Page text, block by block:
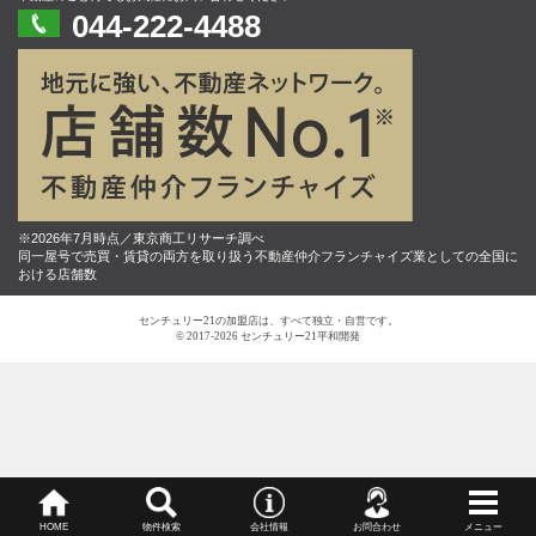
044-222-4488
※2026年7月時点／東京商工リサーチ調べ
同一屋号で売買・賃貸の両方を取り扱う不動産仲介フランチャイズ業としての全国に
おける店舗数
センチュリー21の加盟店は、すべて独立・自営です。
© 2017-2026 センチュリー21平和開発
HOME 物件検索 会社情報 お問合わせ メニュー